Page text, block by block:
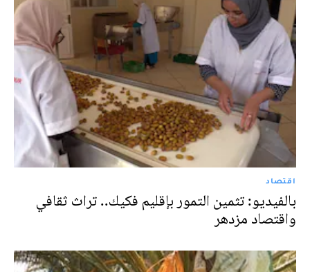
اقتصاد
بالفيديو: تثمين التمور بإقليم فكيك.. تراث ثقافي
واقتصاد مزدهر